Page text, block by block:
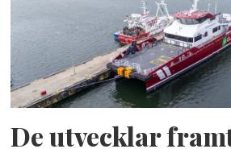
De utvecklar